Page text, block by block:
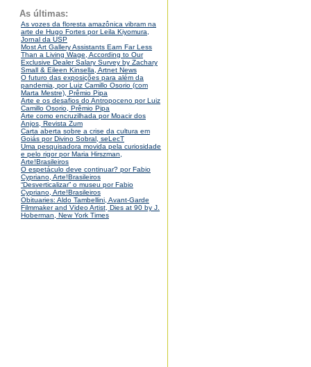
As últimas:
As vozes da floresta amazônica vibram na
arte de Hugo Fortes por Leila Kiyomura,
Jornal da USP
Most Art Gallery Assistants Earn Far Less
Than a Living Wage, According to Our
Exclusive Dealer Salary Survey by Zachary
Small & Eileen Kinsella, Artnet News
O futuro das exposições para além da
pandemia, por Luiz Camillo Osorio (com
Marta Mestre), Prêmio Pipa
Arte e os desafios do Antropoceno por Luiz
Camillo Osorio, Prêmio Pipa
Arte como encruzilhada por Moacir dos
Anjos, Revista Zum
Carta aberta sobre a crise da cultura em
Goiás por Divino Sobral, seLecT
Uma pesquisadora movida pela curiosidade
e pelo rigor por Maria Hirszman,
Arte!Brasileiros
O espetáculo deve continuar? por Fabio
Cypriano, Arte!Brasileiros
“Desverticalizar” o museu por Fabio
Cypriano, Arte!Brasileiros
Obituaries: Aldo Tambellini, Avant-Garde
Filmmaker and Video Artist, Dies at 90 by J.
Hoberman, New York Times